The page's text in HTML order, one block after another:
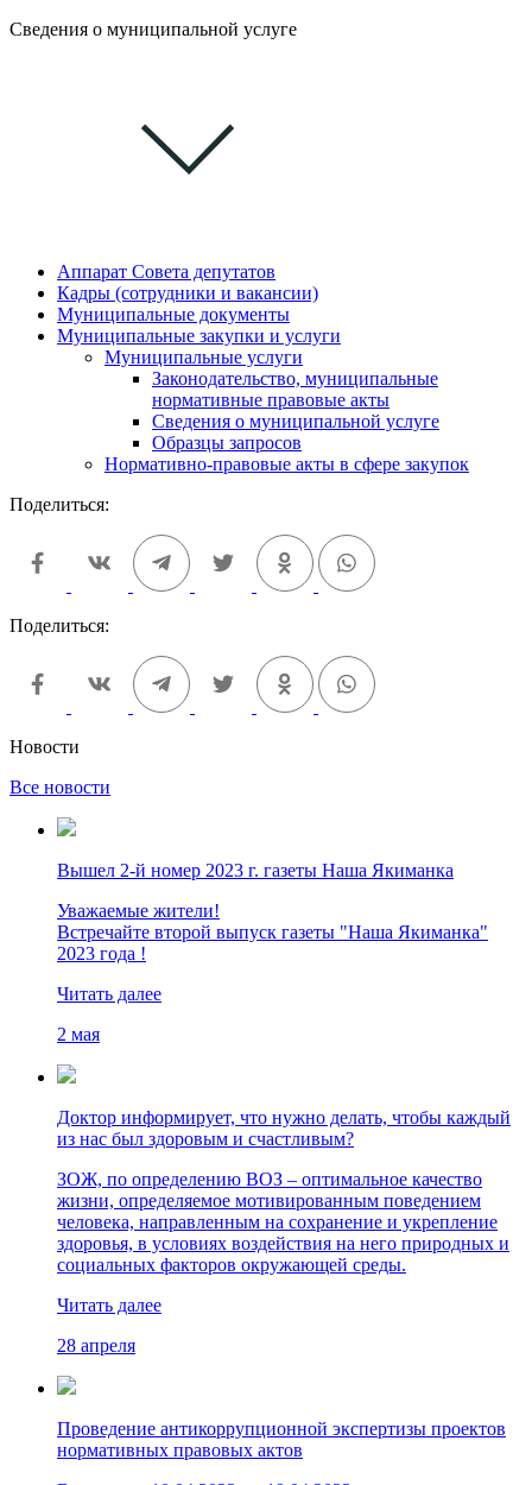
Сведения о муниципальной услуге
Аппарат Совета депутатов
Кадры (сотрудники и вакансии)
Муниципальные документы
Муниципальные закупки и услуги
Муниципальные услуги
Законодательство, муниципальные
нормативные правовые акты
Сведения о муниципальной услуге
Образцы запросов
Нормативно-правовые акты в сфере закупок
Поделиться:
Поделиться:
Новости
Все новости
Вышел 2-й номер 2023 г. газеты Наша Якиманка
Уважаемые жители!
Встречайте второй выпуск газеты "Наша Якиманка"
2023 года !
Читать далее
2 мая
Доктор информирует, что нужно делать, чтобы каждый
из нас был здоровым и счастливым?
ЗОЖ, по определению ВОЗ – оптимальное качество
жизни, определяемое мотивированным поведением
человека, направленным на сохранение и укрепление
здоровья, в условиях воздействия на него природных и
социальных факторов окружающей среды.
Читать далее
28 апреля
Проведение антикоррупционной экспертизы проектов
нормативных правовых актов